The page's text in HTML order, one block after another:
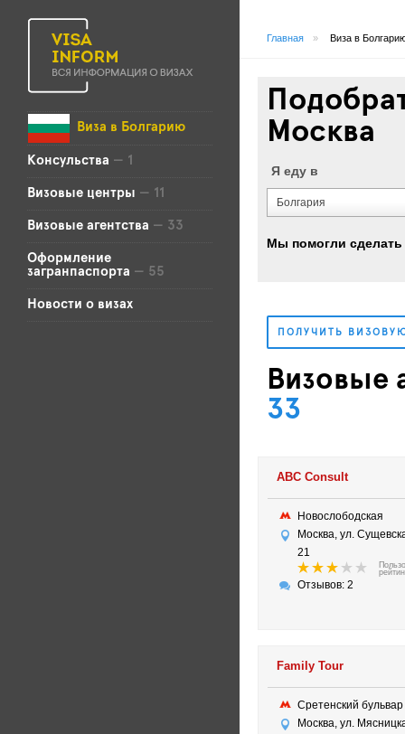
Виза в Болгарию
Консульства — 1
Визовые центры — 11
Визовые агентства — 33
Оформление
загранпаспорта — 55
Новости о визах
Главная » Виза в
Москва
Я еду в
Болгария
Мы помогли
ПОЛУЧИТЬ
Визовые
33
ABC Consult
Новослободская
Москва, ул.
21
Отзывов: 2
Family Tour
Сретенский
Москва, ул.